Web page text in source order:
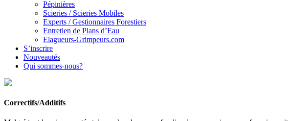
Pépinières
Scieries / Scieries Mobiles
Experts / Gestionnaires Forestiers
Entretien de Plans d’Eau
Elagueurs-Grimpeurs.com
S’inscrire
Nouveautés
Qui sommes-nous?
Correctifs/Additifs